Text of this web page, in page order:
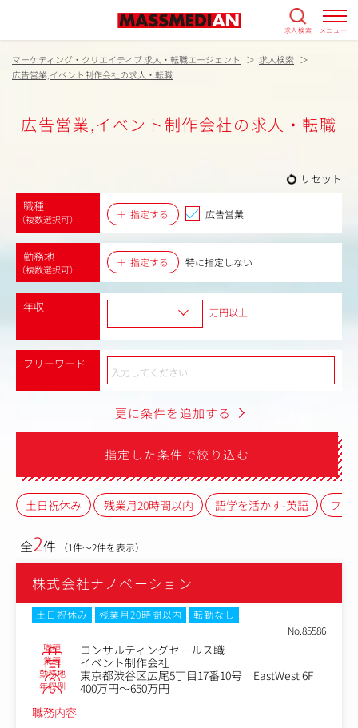
求人検索 メニュー
マーケティング・クリエイティブ 求人・転職エージェント
求人検索
広告営業,イベント制作会社の求人・転職
広告営業,イベント制作会社の求人・転職
リセット
職種
（複数選択可） 指定する 広告営業
勤務地
（複数選択可）
指定する 特に指定しない
年収 万円以上
フリーワード
更に条件を追加する
指定した条件で絞り込む
土日祝休み 残業月20時間以内 語学を活かす-英語 フレ
全2件 （1件～2件を表示）
株式会社ナノベーション
土日祝休み 残業月20時間以内
転勤なし
No.85586
職種 コンサルティングセールス職
業種 イベント制作会社
勤務地 東京都渋谷区広尾5丁目17番10号 EastWest 6F
年収例
400万円～650万円
職務内容